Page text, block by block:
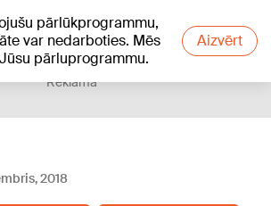
pārlūkprogrammu,
var nedarboties. Mēs
pārluprogrammu.
Aizvērt
°C
Reklāma
2018